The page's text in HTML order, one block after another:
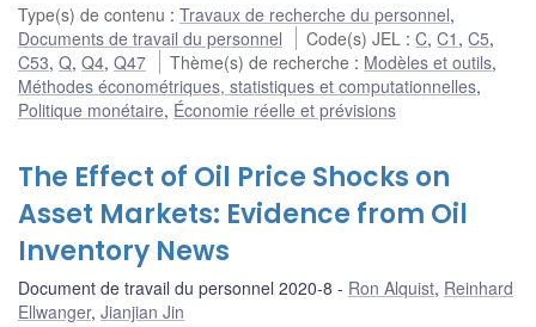
Type(s) de contenu : Travaux de recherche du personnel,
Documents de travail du personnel
Code(s) JEL :C,C1 ,C5,
C53, Q, Q4, Q47 Thème(s) de recherche : Modèles et outils,
Méthodes économétriques, statistiques et computationnelles,
Politique monétaire, Économie réelle et prévisions
The Effect of Oil Price Shocks on
Asset Markets: Evidence from Oil
Inventory News
Document de travail du personnel 2020-8 Ron Alquist, Reinhard
Ellwanger, Jianjian Jin